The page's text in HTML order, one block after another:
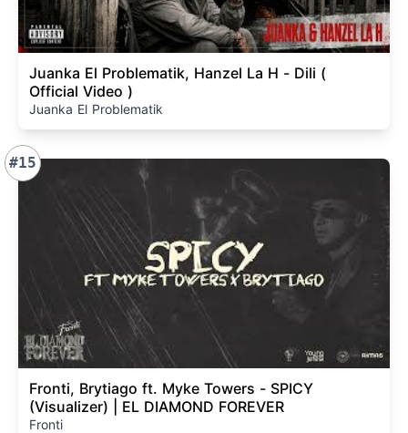
Juanka El Problematik, Hanzel La H - Dili (
Official Video )
Juanka El Problematik
#15
Fronti, Brytiago ft. Myke Towers - SPICY
(Visualizer) | EL DIAMOND FOREVER
Fronti